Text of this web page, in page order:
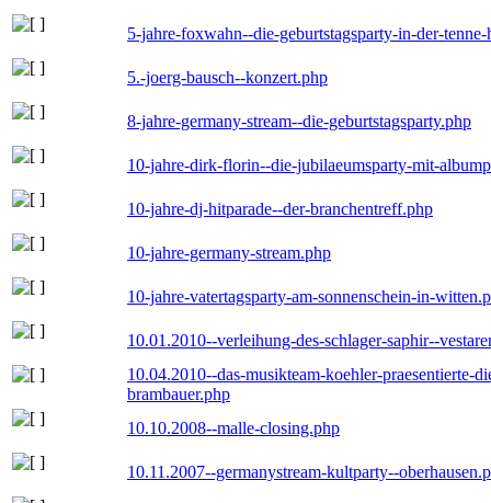
5-jahre-foxwahn--die-geburtstagsparty-in-der-tenne-
5.-joerg-bausch--konzert.php
8-jahre-germany-stream--die-geburtstagsparty.php
10-jahre-dirk-florin--die-jubilaeumsparty-mit-
10-jahre-dj-hitparade--der-branchentreff.php
10-jahre-germany-stream.php
10-jahre-vatertagsparty-am-sonnenschein-in-
10.01.2010--verleihung-des-schlager-saphir--
10.04.2010--das-musikteam-koehler-praesentierte-
brambauer.php
10.10.2008--malle-closing.php
10.11.2007--germanystream-kultparty--